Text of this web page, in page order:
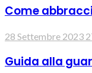
Come
28 Settembre 2023
Guida alla